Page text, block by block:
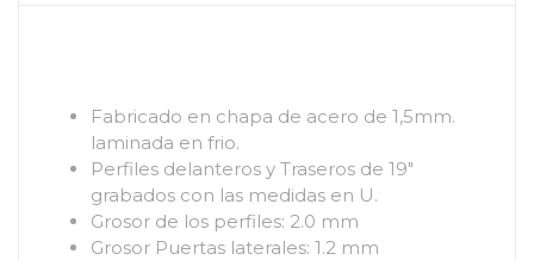
Fabricado en chapa de acero de 1,5mm.
laminada en frio.
Perfiles delanteros y Traseros de 19″
grabados con las medidas en U.
Grosor de los perfiles: 2.0 mm
Grosor Puertas laterales: 1.2 mm